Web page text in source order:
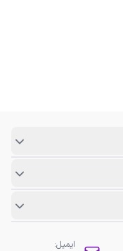
ایمیل: